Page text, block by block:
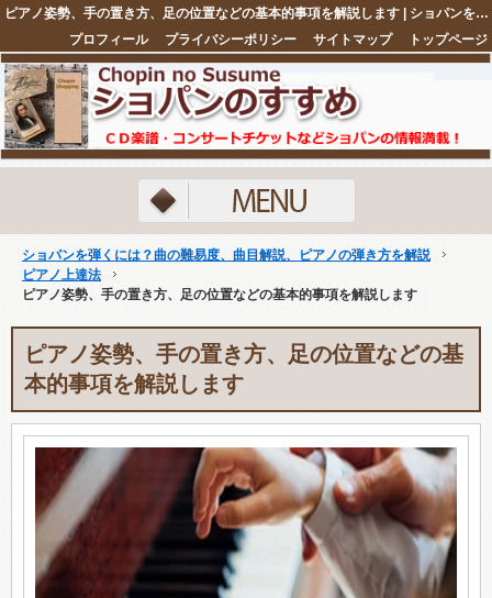
ピアノ姿勢、手の置き方、足の位置などの基本的事項を解説します | ショパンを弾くには？曲の難易度、曲目解説、ピアノの弾き方を解説
トップページ
サイトマップ
プライバシーポリシー
プロフィール
注目ネタ5選
ショパンを弾くには？曲の難易度、曲目解説、ピアノの弾き方を解説
ピアノ上達法
ピアノ姿勢、手の置き方、足の位置などの基本的事項を解説します
ピアノ姿勢、手の置き方、足の位置などの基
本的事項を解説します